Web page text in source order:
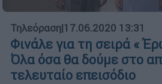
Τηλεόραση|17.06.2020 13:31
Φινάλε για τη σειρά «
Όλα όσα θα δούμε στο
τελευταίο επεισόδιο